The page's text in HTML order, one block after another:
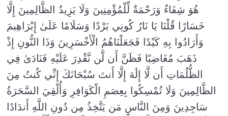
هُوَ شِفَاءٌ وَرَحْمَةٌ لِّلْمُؤْمِنِينَ وَلَا يَزِيدُ الظَّالِمِينَ إِلَّا
خَسَارًا قُلْنَا يَا نَارُ كُونِي بَرْدًا وَسَلَامًا عَلَىٰ إِبْرَاهِيمَ
وَأَرَادُوا بِهِ كَيْدًا فَجَعَلْنَاهُمُ الْأَخْسَرِينَ وَذَا النُّونِ إِذْ
ذَهَبَ مُغَاضِبًا فَظَنَّ أَن لَّن نَّقْدِرَ عَلَيْهِ فَنَادَىٰ فِي
الظُّلُمَاتِ أَن لَّا إِلَٰهَ إِلَّا أَنتَ سُبْحَانَكَ إِنِّي كُنتُ مِنَ
الظَّالِمِينَ وَلَا تُمْسِكُوا بِعِصَمِ الْكَوَافِرِ وَأُلْقِيَ السَّحَرَةُ
سَاجِدِينَ وَمِنَ النَّاسِ مَن يَتَّخِذُ مِن دُونِ اللَّهِ أَندَادًا